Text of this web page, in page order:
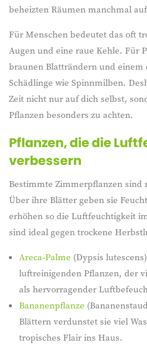
beheizten Räumen manchmal
Für Menschen bedeutet das oft
Augen und eine raue Kehle. Für
braunen Blatträndern und einem
Schädlinge wie Spinnmilben.
Zeit nicht nur auf dich selbst,
Pflanzen besonders zu achten.
Pflanzen, die die
verbessern
Bestimmte Zimmerpflanzen sind
Über ihre Blätter geben sie
erhöhen so die Luftfeuchtigkeit
sind ideal gegen trockene
Areca-Palme (Dypsis
luftreinigenden Pflanzen, der
als hervorragender
Bananenpflanze
Blättern verdunstet sie viel
tropisches Flair ins Haus.